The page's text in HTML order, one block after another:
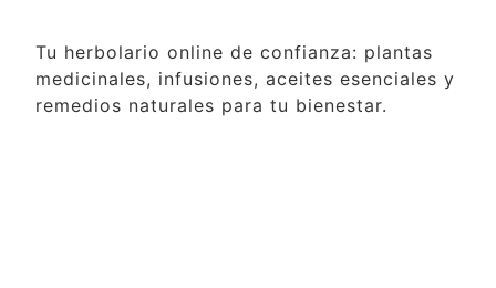
Tu herbolario online de confianza: plantas
medicinales, infusiones, aceites esenciales y
remedios naturales para tu bienestar.